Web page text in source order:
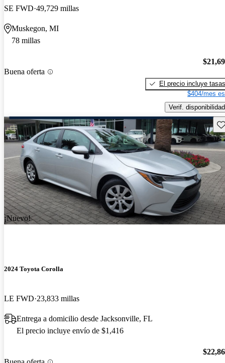
SE FWD 49,729 millas
Muskegon, MI
78 millas
Buena oferta
El precio incluye tasas
$404/mes
Verif. disponibilidad
¡Nuevo!
2024 Toyota Corolla
LE FWD 23,833 millas
Entrega a domicilio desde Jacksonville, FL
El precio incluye envío de $1,416